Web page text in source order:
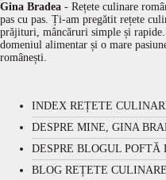
Gina Bradea - Rețete culinare
pas cu pas. Ți-am pregătit rețete
prăjituri, mâncăruri simple și
domeniul alimentar și o mare
românești.
INDEX REȚETE
DESPRE MINE, GINA
DESPRE BLOGUL POFTĂ
BLOG REȚETE CULINARE